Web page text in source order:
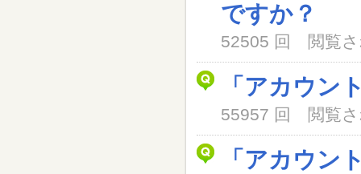
ですか？
52505 回 閲覧
「アカウン
55957 回 閲覧
「アカウン